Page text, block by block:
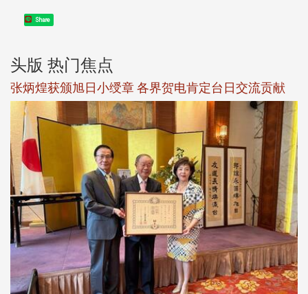
Share
头版 热门焦点
张炳煌获颁旭日小绶章 各界贺电肯定台日交流贡献